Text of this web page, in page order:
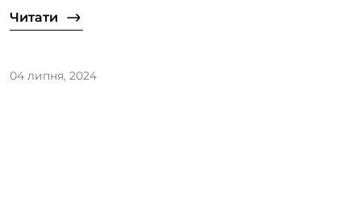
Читати
04 липня, 2024